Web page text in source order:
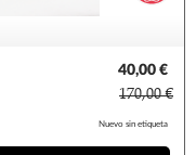
40,00 €
170,00 €
Nuevo sin etiqueta